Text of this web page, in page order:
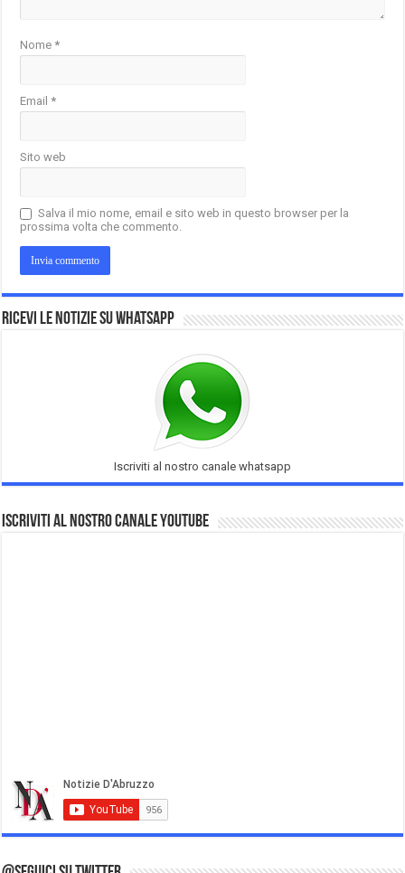
Nome*
Email*
Sito web
Salva il mio nome, email e sito web in questo browser per la
prossima volta che commento.
Ricevi le notizie su Whatsapp
Iscriviti al nostro canale whatsapp
Iscriviti al nostro Canale Youtube